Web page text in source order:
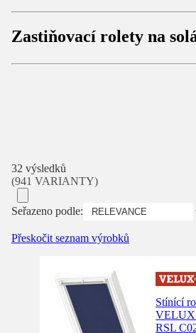
Zastiňovací rolety na
32 výsledků
(941 VARIANTY)
Seřazeno podle:
Přeskočit seznam výrobků
Stínící
VELUX
RSL